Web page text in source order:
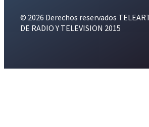
© 2026 Derechos reservados
DE RADIO Y TELEVISION 2015